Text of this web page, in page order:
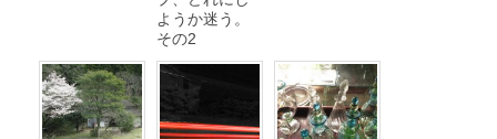
ようか迷う。
その2